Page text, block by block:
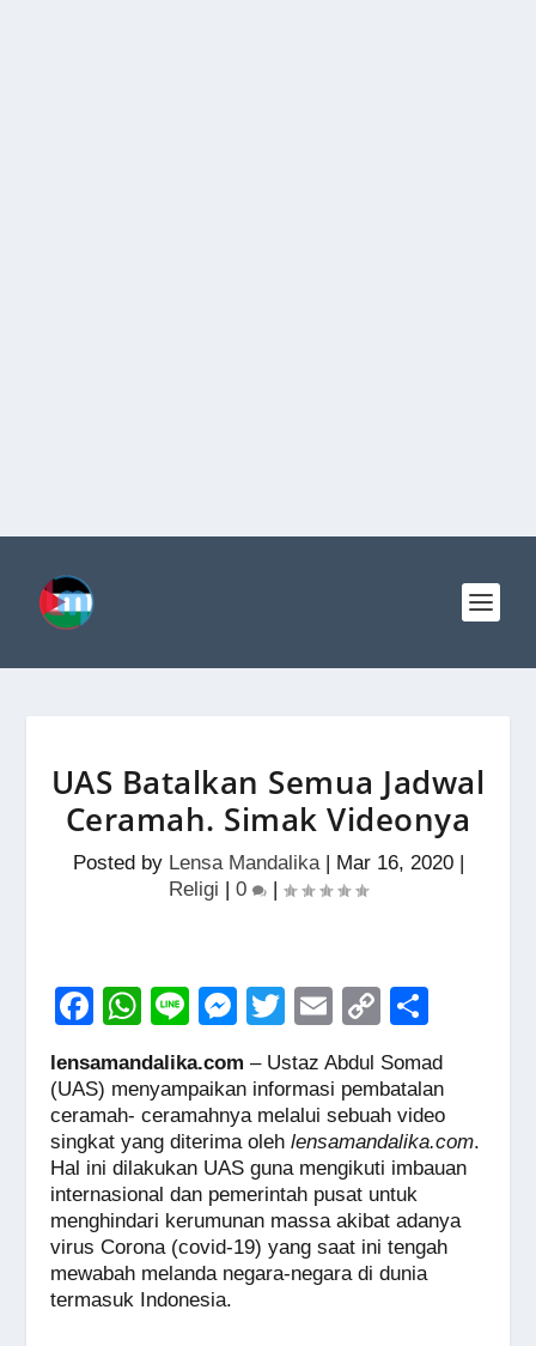
UAS Batalkan Semua Jadwal
Ceramah. Simak Videonya
Posted by Lensa Mandalika| Mar 16, 2020|
Religi | 0 |
F
c
e
b
o
o
k
W
h
at
s
A
p
p
Li
e
M
ss
e
n
g
er
T
tt
er
E
m
ail
C
o
p
y
Li
n
k
h
ar
e
lensamandalika.com – Ustaz Abdul Somad
(UAS) menyampaikan informasi pembatalan
ceramah- ceramahnya melalui sebuah video
singkat yang diterima olehlensamandalika.com.
Hal ini dilakukan UAS guna mengikuti imbauan
internasional dan pemerintah pusat untuk
menghindari kerumunan massa akibat adanya
virus Corona (covid-19) yang saat ini tengah
mewabah melanda negara-negara di dunia
termasuk Indonesia.